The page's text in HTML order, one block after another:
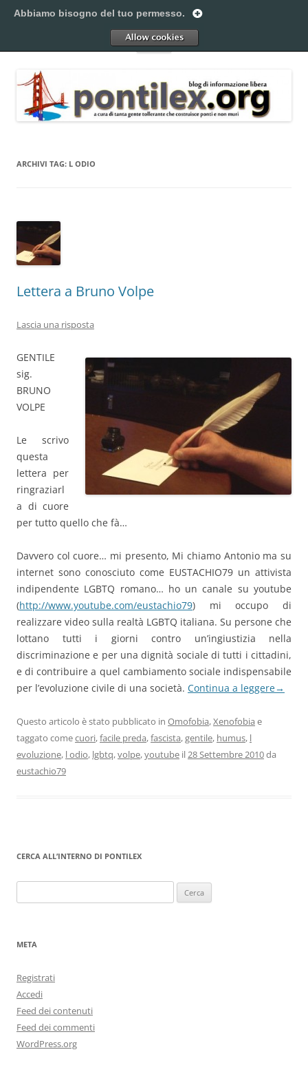
al
Pontilex
Menu
ARCHIVI TAG: L ODIO
Lettera a Bruno Volpe
Lascia una risposta
GENTILE
sig.
BRUNO
VOLPE
Le scrivo
questa
lettera per
ringraziarl
a di cuore
per tutto quello che fà…
Davvero col cuore… mi presento, Mi chiamo Antonio ma su
internet sono conosciuto come EUSTACHIO79 un attivista
indipendente LGBTQ romano… ho un canale su youtube
(http://www.youtube.com/eustachio79) mi occupo di
realizzare video sulla realtà LGBTQ italiana. Su persone che
lottano tutti i giorni contro un’ingiustizia nella
discriminazione e per una dignità sociale di tutti i cittadini,
e di contribuire a quel cambiamento sociale indispensabile
per l’evoluzione civile di una società. Continua a leggere→
Questo articolo è stato pubblicato in Omofobia,Xenofobia e
taggato comecuori,facile preda,fascista,gentile, humus, l
evoluzione, l odio, lgbtq,volpe,youtube il28 Settembre 2010da
eustachio79
CERCA ALL’INTERNO DI PONTILEX
per:
META
Registrati
Accedi
Feed dei contenuti
Feed dei commenti
WordPress.org
Abbiamo bisogno del tuo permesso.